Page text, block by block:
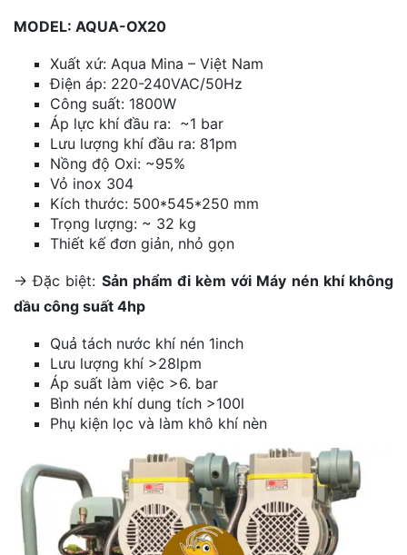
MODEL: AQUA-OX20
Xuất xứ: Aqua Mina – Việt Nam
Điện áp: 220-240VAC/50Hz
Công suất: 1800W
Áp lực khí đầu ra: ~1 bar
Lưu lượng khí đầu ra: 81pm
Nồng độ Oxi: ~95%
Vỏ inox 304
Kích thước: 500*545*250 mm
Trọng lượng: ~ 32 kg
Thiết kế đơn giản, nhỏ gọn
-> Đặc biệt: Sản phẩm đi kèm với Máy nén khí không
dầu công suất 4hp
Quả tách nước khí nén 1inch
Lưu lượng khí >28lpm
Áp suất làm việc >6. bar
Bình nén khí dung tích >100l
Phụ kiện lọc và làm khô khí nèn